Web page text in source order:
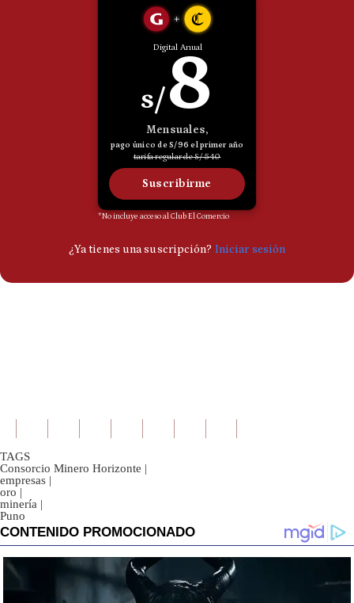
TAGS
Consorcio Minero Horizonte |
empresas |
oro |
minería |
Puno